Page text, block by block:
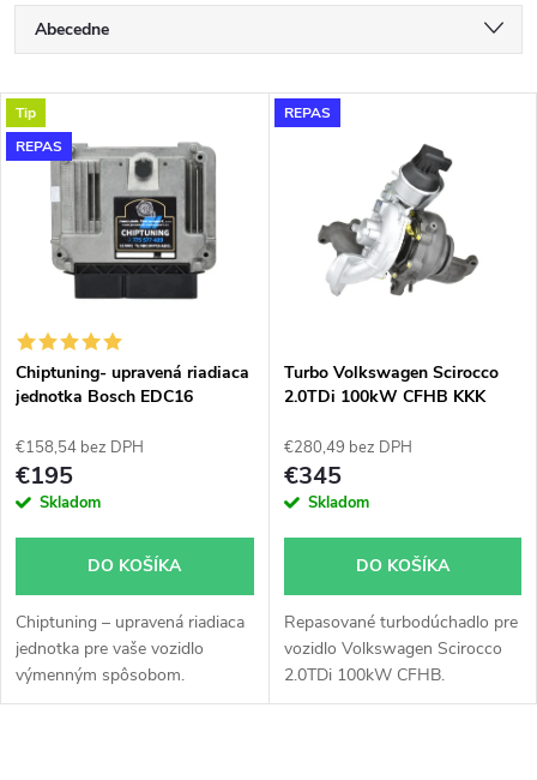
R
a
d
i
e
p
r
d
u
Abecedne
Najdrahšie
Najpredávanejšie
V
ý
s
p
r
o
d
u
k
Tip
REPAS
Chiptuning- upravená riadiaca
jednotka Bosch EDC16
€158,54 bez DPH
€195
Skladom
DO KOŠÍKA
Chiptuning – upravená riadiaca
jednotka pre vaše vozidlo
výmenným spôsobom.
REPAS
Turbo Volkswagen Scirocco
2.0TDi 100kW CFHB KKK
54409700002 54409700021
€280,49 bez DPH
€345
Skladom
DO KOŠÍKA
Repasované turbodúchadlo pre
vozidlo Volkswagen Scirocco
2.0TDi 100kW CFHB.